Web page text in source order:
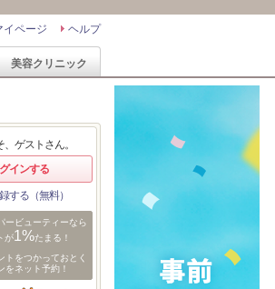
ヘルプ
イページ
美容クリニック
、ゲストさん。
インする
する（無料）
ービューティーなら
が1%たまる！
トをつかっておとく
をネット予約！